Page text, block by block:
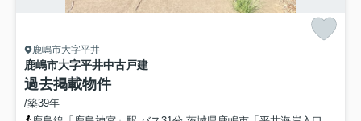
鹿嶋市大字平井
鹿嶋市大字平井中古戸建
過去掲載物件
/築39年